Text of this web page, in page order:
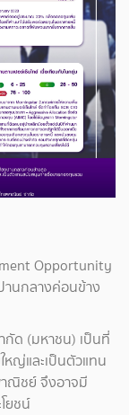
Opportunity
านกลางค่อนข้าง
กัด (มหาชน) เป็นที่
ญ่และเป็นตัวแทน
ณิชย์ จึงอาจมี
ยชน์